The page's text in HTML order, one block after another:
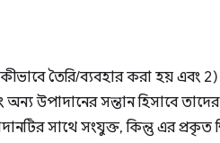
তৈরি/ব্যবহার করা হয় এবং 2)
উপাদানের সন্তান হিসাবে
সাথে সংযুক্ত, কিন্তু এর